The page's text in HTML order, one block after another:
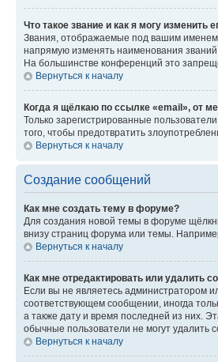
Что такое звание и как я могу изменить
Звания, отображаемые под вашим
напрямую изменять наименования
На большинстве конференций это
Вернуться к началу
Когда я щёлкаю по ссылке «email», от
Только зарегистрированные
того, чтобы предотвратить
Вернуться к началу
Создание сообщений
Как мне создать тему в форуме?
Для создания новой темы в форуме
внизу страниц форума или темы.
Вернуться к началу
Как мне отредактировать или удалить
Если вы не являетесь администратором
соответствующем сообщении, иногда
а также дату и время последней из них.
обычные пользователи не могут удалить
Вернуться к началу